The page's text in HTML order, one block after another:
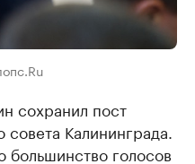
сохранил пост
Калининграда.
большинство голосов